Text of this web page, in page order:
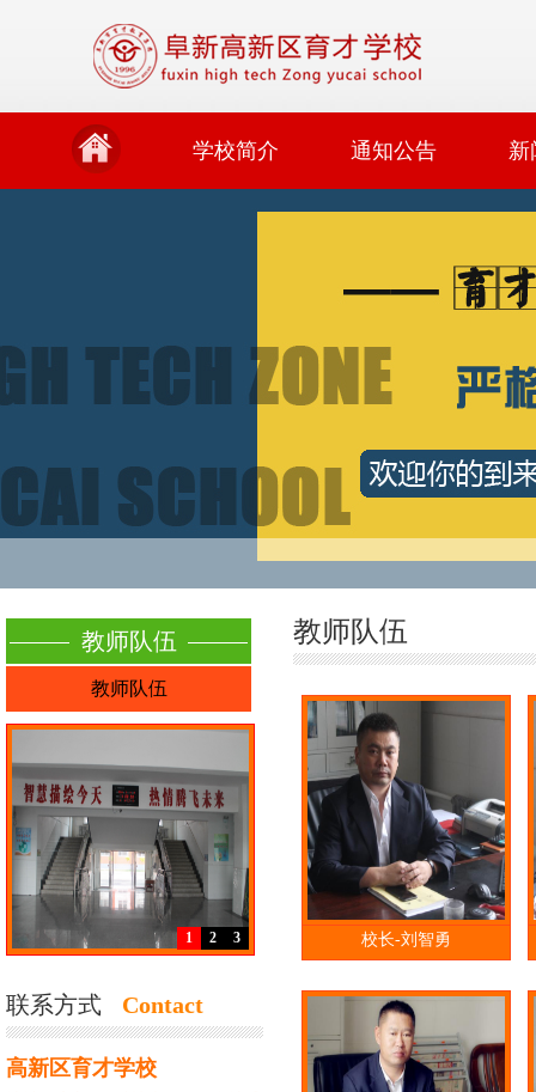
学校简介 通知公告 新
教师队伍
教师队伍
1 2 3
联系方式 Contact
高新区育才学校
教师队伍
校长-刘智勇